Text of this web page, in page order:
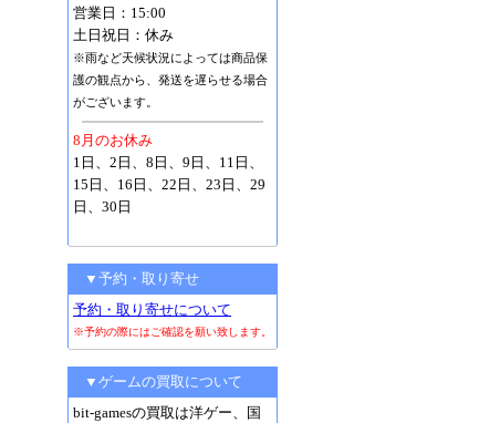
営業日：15:00
土日祝日：休み
※雨など天候状況によっては商品保
護の観点から、発送を遅らせる場合
がございます。
8月のお休み
1日、2日、8日、9日、11日、
15日、16日、22日、23日、29
日、30日
▼予約・取り寄せ
予約・取り寄せについて
※予約の際にはご確認を願い致します。
▼ゲームの買取について
bit-gamesの買取は洋ゲー、国